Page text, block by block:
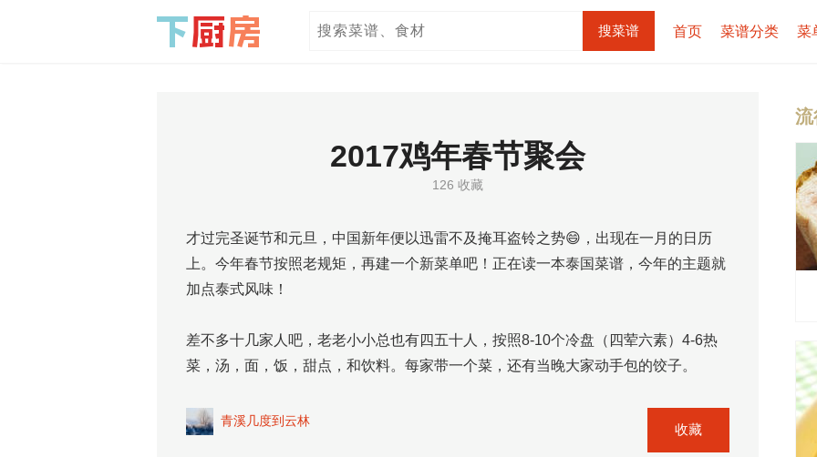
首页 菜谱分类 菜
2017鸡年春节聚会
126 收藏
才过完圣诞节和元旦，中国新年便以迅雷不及掩耳盗铃之势😄，出现在一月的日历
上。今年春节按照老规矩，再建一个新菜单吧！正在读一本泰国菜谱，今年的主题就
加点泰式风味！
差不多十几家人吧，老老小小总也有四五十人，按照8-10个冷盘（四荤六素）4-6热
菜，汤，面，饭，甜点，和饮料。每家带一个菜，还有当晚大家动手包的饺子。
青溪几度到云林
收藏
流